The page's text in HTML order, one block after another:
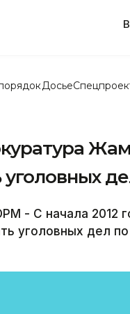
Досье
уголовных
- С начала 2012
уголовных дел